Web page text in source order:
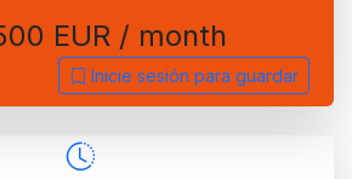
EUR / month
Inicie sesión para guardar